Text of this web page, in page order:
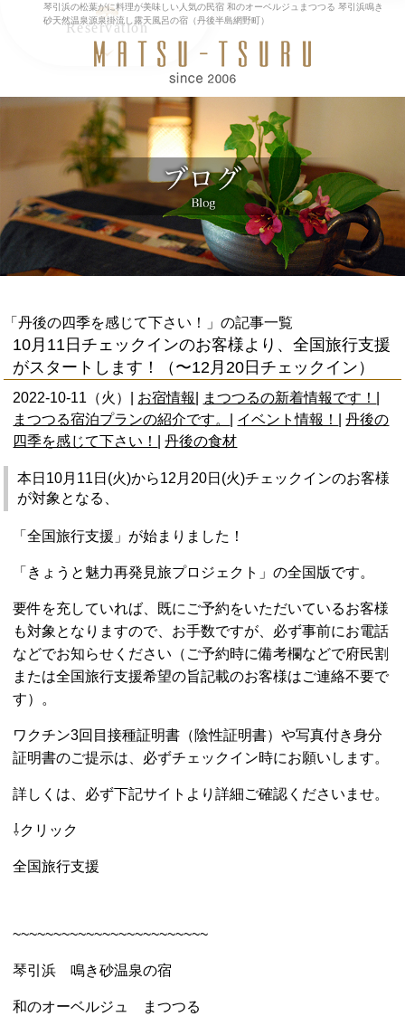
琴引浜の松葉がに料理が美味しい人気の民宿 和のオーベルジュまつつる 琴引浜鳴き
砂天然温泉源泉掛流し露天風呂の宿（丹後半島網野町）
MENU
トップページ
お料理
レストラン
天然温泉/館内
アクセス/観光
ブログ
English
閉じる
Reservation
「丹後の四季を感じて下さい！」の記事一覧
10月11日チェックインのお客様より、全国旅行支援
がスタートします！（〜12月20日チェックイン）
2022-10-11（火）| お宿情報 まつつるの新着情報です！
まつつる宿泊プランの紹介です。
イベント情報！ |丹後の
四季を感じて下さい！
|丹後の食材
本日10月11日(火)から12月20日(火)チェックインのお客様
が対象となる、
「全国旅行支援」 が始まりました！
「きょうと魅力再発見旅プロジェクト」の全国版です。
要件を充していれば、 既にご予約をいただいているお客様
も対象となりますので、お手数ですが、必ず事前にお電話
などでお知らせください（ご予約時に備考欄などで府民割
または全国旅行支援希望の旨記載のお客様はご連絡不要で
す）。
ワクチン3回目接種証明書（陰性証明書）や写真付き身分
証明書のご提示は、必ずチェックイン時にお願いします。
詳しくは、必ず下記サイトより詳細ご確認くださいませ。
⇩クリック
全国旅行支援
~~~~~~~~~~~~~~~~~~~~~~~~
琴引浜 鳴き砂温泉の宿
和のオーベルジュ まつつる